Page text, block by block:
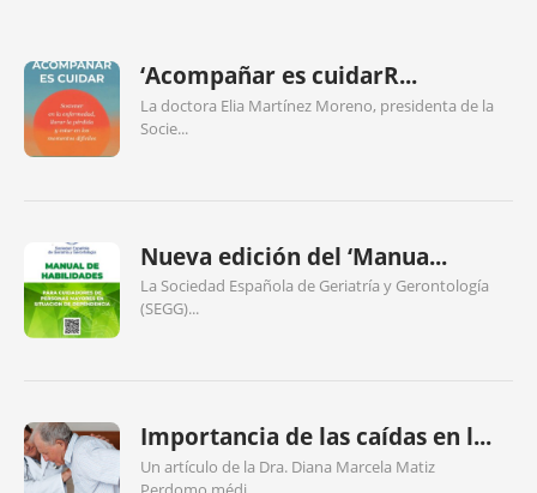
‘Acompañar es cuidarR...
La doctora Elia Martínez Moreno, presidenta de la
Socie...
Nueva edición del ‘Manua...
La Sociedad Española de Geriatría y Gerontología
(SEGG)...
Importancia de las caídas en l...
Un artículo de la Dra. Diana Marcela Matiz